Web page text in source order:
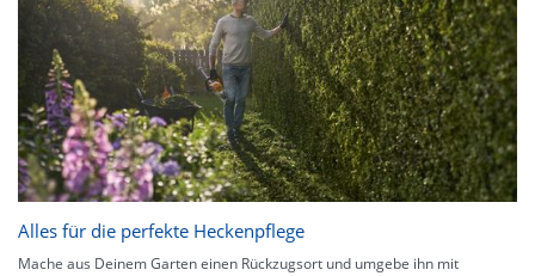
Alles für die perfekte Heckenpflege
Mache aus Deinem Garten einen Rückzugsort und umgebe ihn mit